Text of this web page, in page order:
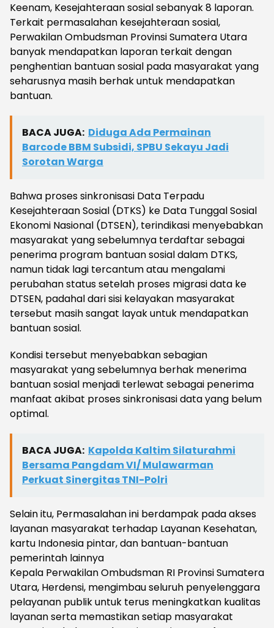
Keenam, Kesejahteraan sosial sebanyak 8 laporan.
Terkait permasalahan kesejahteraan sosial,
Perwakilan Ombudsman Provinsi Sumatera Utara
banyak mendapatkan laporan terkait dengan
penghentian bantuan sosial pada masyarakat yang
seharusnya masih berhak untuk mendapatkan
bantuan.
BACA JUGA: Diduga Ada Permainan
Barcode BBM Subsidi, SPBU Sekayu Jadi
Sorotan Warga
Bahwa proses sinkronisasi Data Terpadu
Kesejahteraan Sosial (DTKS) ke Data Tunggal Sosial
Ekonomi Nasional (DTSEN), terindikasi menyebabkan
masyarakat yang sebelumnya terdaftar sebagai
penerima program bantuan sosial dalam DTKS,
namun tidak lagi tercantum atau mengalami
perubahan status setelah proses migrasi data ke
DTSEN, padahal dari sisi kelayakan masyarakat
tersebut masih sangat layak untuk mendapatkan
bantuan sosial.
Kondisi tersebut menyebabkan sebagian
masyarakat yang sebelumnya berhak menerima
bantuan sosial menjadi terlewat sebagai penerima
manfaat akibat proses sinkronisasi data yang belum
optimal.
BACA JUGA: Kapolda Kaltim Silaturahmi
Bersama Pangdam VI/ Mulawarman
Perkuat Sinergitas TNI-Polri
Selain itu, Permasalahan ini berdampak pada akses
layanan masyarakat terhadap Layanan Kesehatan,
kartu Indonesia pintar, dan bantuan-bantuan
pemerintah lainnya
Kepala Perwakilan Ombudsman RI Provinsi Sumatera
Utara, Herdensi, mengimbau seluruh penyelenggara
pelayanan publik untuk terus meningkatkan kualitas
layanan serta memastikan setiap masyarakat